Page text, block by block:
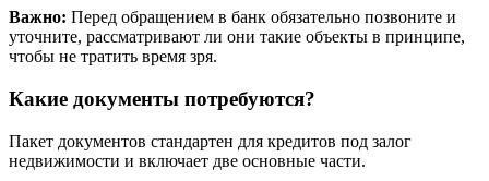
Важно: Перед обращением в банк обязательно позвоните и
уточните, рассматривают ли они такие объекты в принципе,
чтобы не тратить время зря.
Какие документы потребуются?
Пакет документов стандартен для кредитов под залог
недвижимости и включает две основные части.